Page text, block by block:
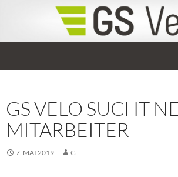
GS VELO SUCHT
MITARBEITER
7. MAI 2019 G